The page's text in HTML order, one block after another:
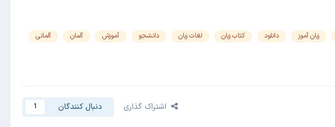
زبان آموز دانلود کتاب زبان لغات زبان دانشجو آموزش آلمان
آلمانی
اشتراک گذاری دنبال کنندگان 1